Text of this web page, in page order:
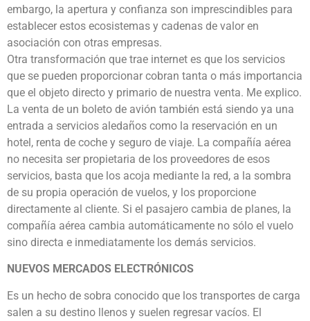
embargo, la apertura y confianza son imprescindibles para
establecer estos ecosistemas y cadenas de valor en
asociación con otras empresas.
Otra transformación que trae internet es que los servicios
que se pueden proporcionar cobran tanta o más importancia
que el objeto directo y primario de nuestra venta. Me explico.
La venta de un boleto de avión también está siendo ya una
entrada a servicios aledaños como la reservación en un
hotel, renta de coche y seguro de viaje. La compañía aérea
no necesita ser propietaria de los proveedores de esos
servicios, basta que los acoja mediante la red, a la sombra
de su propia operación de vuelos, y los proporcione
directamente al cliente. Si el pasajero cambia de planes, la
compañía aérea cambia automáticamente no sólo el vuelo
sino directa e inmediatamente los demás servicios.
NUEVOS MERCADOS ELECTRÓNICOS
Es un hecho de sobra conocido que los transportes de carga
salen a su destino llenos y suelen regresar vacíos. El